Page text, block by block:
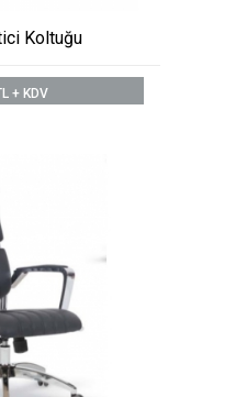
Koltuğu
+ KDV